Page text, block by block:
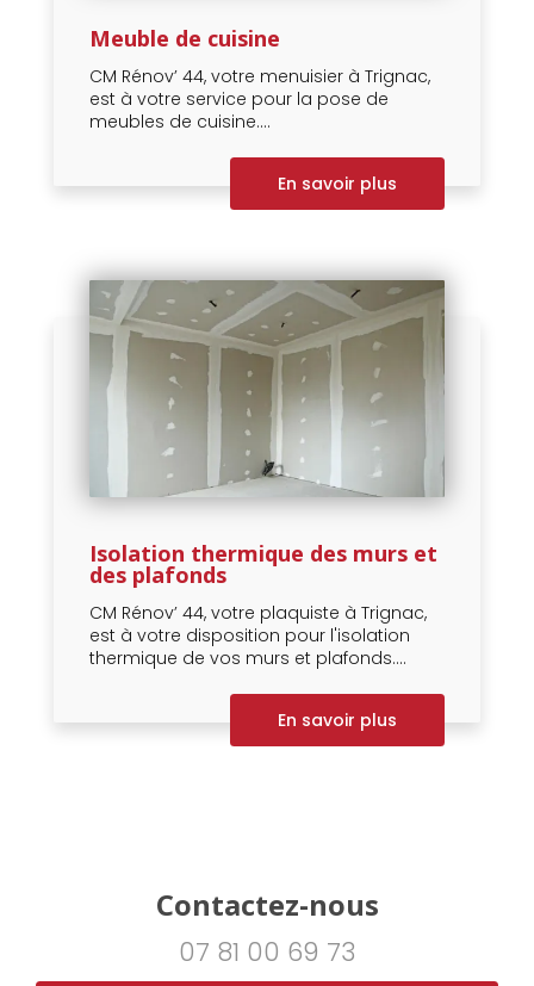
Meuble de cuisine
CM Rénov’ 44, votre menuisier à Trignac,
est à votre service pour la pose de
meubles de cuisine....
En savoir plus
Isolation thermique des murs et
des plafonds
CM Rénov’ 44, votre plaquiste à Trignac,
est à votre disposition pour l'isolation
thermique de vos murs et plafonds....
En savoir plus
Contactez-nous
07 81 00 69 73